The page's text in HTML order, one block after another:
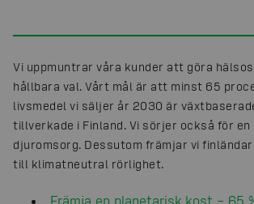
Vi uppmuntrar våra kunder att göra
hållbara val. Vårt mål är att minst 65
livsmedel vi säljer år 2030 är
tillverkade i Finland. Vi sörjer också för
djuromsorg. Dessutom främjar vi
till klimatneutral rörlighet.
Främja en planetarisk kost – 65